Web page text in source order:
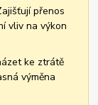
přenos
vliv na výkon
ke ztrátě
výměna